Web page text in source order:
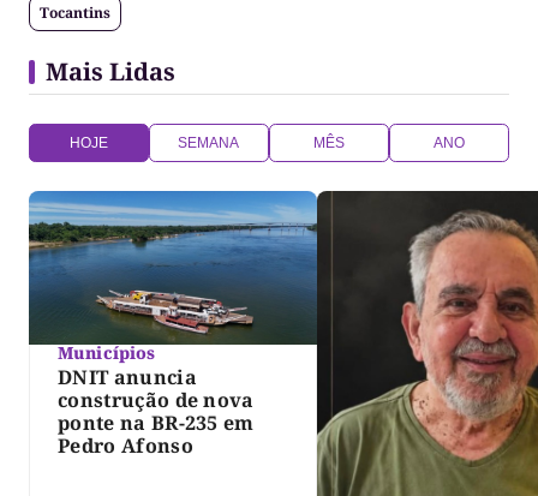
Tocantins
Mais Lidas
HOJE SEMANA MÊS ANO
Municípios
DNIT anuncia
construção de nova
ponte na BR-235 em
Pedro Afonso